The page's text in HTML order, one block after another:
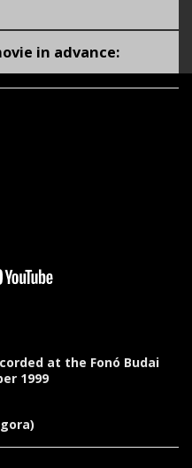
in advance:
at the Fonó Budai
1999